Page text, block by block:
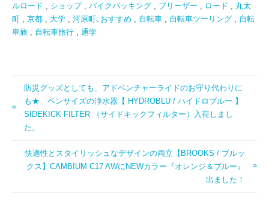
ルロード , ショップ, バイクパッキング , ブリーザー , ロード , 丸太
町 , 京都 , 大学 , 河原町､おすすめ , 自転車 , 自転車ツーリング , 自転
車旅 , 自転車旅行 , 通学
防災グッズとしても、アドベンチャーライドのお守り代わりに
も★ ペンサイズの浄水器【 HYDROBLU / ハイドロブルー 】
SIDEKICK FILTER （サイドキックフィルター）入荷しまし
た。
快適性とスタイリッシュなデザインの両立【BROOKS / ブルッ
クス】CAMBIUM C17 AWにNEWカラー『オレンジ＆ブルー』
出ました！